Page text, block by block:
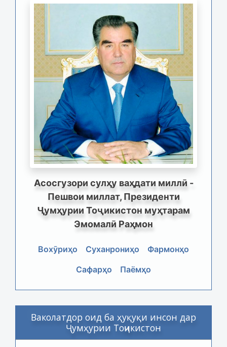
Асосгузори сулҳу ваҳдати миллӣ -
Пешвои миллат, Президенти
Ҷумҳурии Тоҷикистон муҳтарам
Эмомалӣ Раҳмон
Вохӯриҳо Суханрониҳо
Фармонҳо
Сафарҳо
Паёмҳо
Ваколатдор оид ба ҳуқуқи инсон дар
Ҷумҳурии Тоҷикистон